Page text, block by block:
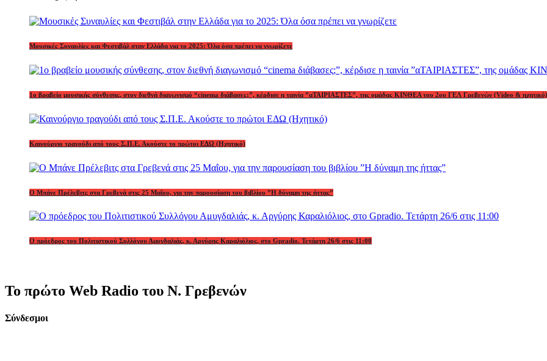
Μουσικές Συναυλίες και Φεστιβάλ στην Ελλάδα για το 2025: Όλα όσα πρέπει να γνωρίζετε
1o βραβείο μουσικής σύνθεσης, στον διεθνή διαγωνισμό “cinema διάβασες;”, κέρδισε η ταινία ”αΤΑΙΡΙΑΣΤΕΣ”, της ομάδας ΚΙΝΘΕΑ του 2ου ΓΕΛ Γρεβενών (Video & ηχητικό)
Καινούργιο τραγούδι από τους Σ.Π.Ε. Ακούστε το πρώτοι ΕΔΩ (Ηχητικό)
Ο Μπάνε Πρέλεβιτς στα Γρεβενά στις 25 Μαΐου, για την παρουσίαση του βιβλίου ”Η δύναμη της ήττας”
Ο πρόεδρος του Πολιτιστικού Συλλόγου Αμυγδαλιάς, κ. Αργύρης Καραλιόλιος, στο Gpradio. Τετάρτη 26/6 στις 11:00
Το πρώτο Web Radio του Ν. Γρεβενών
Σύνδεσμοι